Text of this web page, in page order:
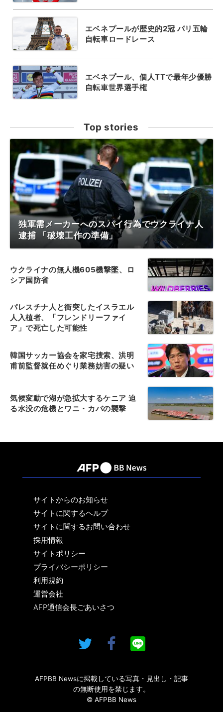
エベネプールが歴史的2冠 パリ五輪
自転車ロードレース
エベネプール、個人TTで最年少優勝
自転車世界選手権
Top stories
独軍需メーカーへのスパイ行為でウクライナ人
逮捕 「破壊工作の準備」
ウクライナの無人機605機撃墜、ロ
シア国防省
パレスチナ人と衝突したイスラエル
人入植者、「フレンドリーファイ
ア」で死亡した可能性
韓国サッカー協会を家宅捜索、洪明
甫前監督就任めぐり業務妨害の疑い
気候変動で湖が急拡大するケニア 迫
る水没の危機とワニ・カバの襲撃
サイトからのお知らせ
サイトに関するヘルプ
サイトに関するお問い合わせ
採用情報
サイトポリシー
プライバシーポリシー
利用規約
運営会社
AFP通信会長ごあいさつ
AFPBB Newsに掲載している写真・見出し・記事
の無断使用を禁じます。
© AFPBB News